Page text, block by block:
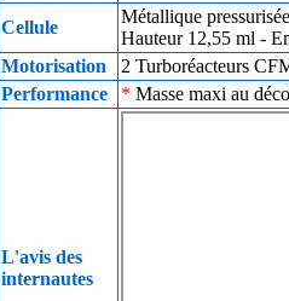
Cellule
Métallique
Hauteur 12,55 ml -
Motorisation
2 Turboréacteurs
Performance
* Masse maxi au
L'avis des
internautes